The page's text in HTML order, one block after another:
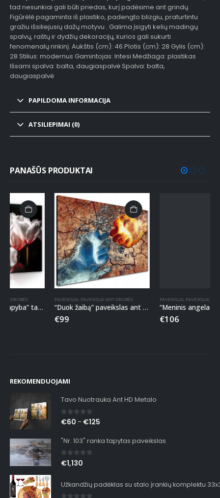
tad nesunkiai gali būti priedas, kurį padėsime ant grindų.
Figūrėlė pagaminta iš plastiko, padengto blizgiu, praturtintu
gražiu išsiliejusių dažų motyvu . Galima įsigyti kelių madingų
spalvų, raštų ir dydžių dekoracijų, kurios gali sukurti
fenomenalų rinkinį. Aukštis (cm): 46 Plotis (cm): 28 Gylis (cm):
28 Stilius: modernus Gamintojas: Intesi Medžiaga: plastikas
Išsami spalva: balta, daugiaspalvė Spalva: balta,
daugiaspalvė
PAPILDOMA INFORMACIJA
ATSILIEPIMAI (0)
PANAŠŪS PRODUKTAI
PAVEIKSLAI PAVEIKSLAI ANT DROBĖS
“Duok žaibą” paveikslas ant drobės
PAVEIKSLAI PAVEIKSLAI ANT DROBĖS
“Meninis angelas” tapyba ant drobės
REKOMENDUOJAMI
Tavo Nuotrauka Ant HD Metalo
0out of 5
€60 – €125
"Nr. 103" ranka tapytas paveikslas
0out of 5
€1,130
Užkandžių padėklas su stalo įrankių komplektu